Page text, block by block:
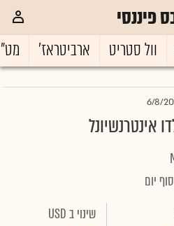
פיננסי
וול סטריט ארביטראז'
6/8/
אינטרנשיונל
סוף יום
שינוי ב USD